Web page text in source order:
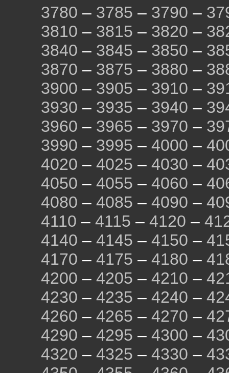
3780 – 3785 – 3790 –
3810 – 3815 – 3820 –
3840 – 3845 – 3850 –
3870 – 3875 – 3880 –
3900 – 3905 – 3910 –
3930 – 3935 – 3940 –
3960 – 3965 – 3970 –
3990 – 3995 – 4000 –
4020 – 4025 – 4030 –
4050 – 4055 – 4060 –
4080 – 4085 – 4090 –
4110 – 4115 – 4120 –
4140 – 4145 – 4150 –
4170 – 4175 – 4180 –
4200 – 4205 – 4210 –
4230 – 4235 – 4240 –
4260 – 4265 – 4270 –
4290 – 4295 – 4300 –
4320 – 4325 – 4330 –